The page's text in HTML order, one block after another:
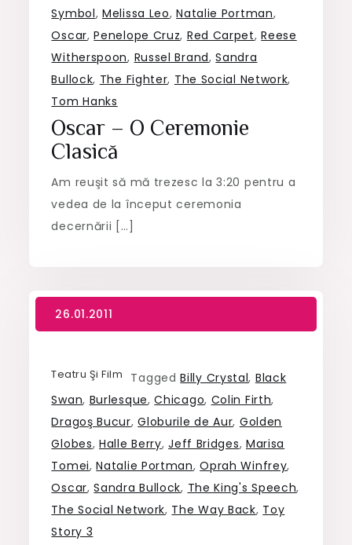
Symbol,Melissa Leo,Natalie Portman,
Oscar,Penelope Cruz, Red Carpet,Reese
Witherspoon, Russel Brand,Sandra
Bullock, The Fighter, The Social Network,
Tom Hanks
Oscar – O Ceremonie
Clasică
Am reuşit să mă trezesc la 3:20 pentru a
vedea de la început ceremonia
decernării […]
Teatru Şi Film TaggedBilly Crystal, Black
Swan, Burlesque,Chicago, Colin Firth,
Dragoş Bucur,Globurile de Aur, Golden
Globes,Halle Berry,Jeff Bridges, Marisa
Tomei,Natalie Portman,Oprah Winfrey,
Oscar,Sandra Bullock, The King's Speech,
The Social Network, The Way Back, Toy
Story 3